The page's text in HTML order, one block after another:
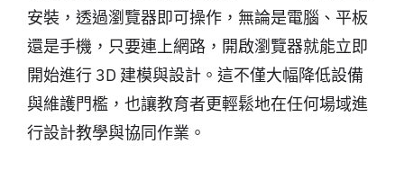
安裝，透過瀏覽器即可操作，無論是電腦、平板
還是手機，只要連上網路，開啟瀏覽器就能立即
開始進行 3D 建模與設計。這不僅大幅降低設備
與維護門檻，也讓教育者更輕鬆地在任何場域進
行設計教學與協同作業。